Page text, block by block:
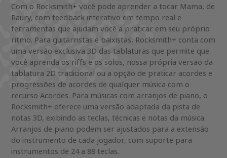
Com o Rocksmith+ você pode aprender a tocar Mama, de
Raury, com feedback interativo em tempo real e
ferramentas que ajudam você a praticar em seu próprio
ritmo. Para guitarristas e baixistas, Rocksmith+ conta com
uma versão exclusiva 3D das tablaturas que permite que
você aprenda os riffs e os solos, nossa própria versão da
tablatura 2D tradicional ou a opção de praticar acordes e
progressões de acordes de qualquer música com o
recurso Acordes. Para músicas com arranjos de piano, o
Rocksmith+ oferece uma versão adaptada da pista de
notas 3D, exibindo as teclas, técnicas e notas da música.
Arranjos de piano podem ser ajustados para a extensão
do instrumento de cada jogador, com suporte para
instrumentos de 24 a 88 teclas.